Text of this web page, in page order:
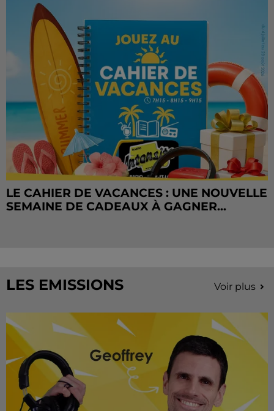
LE CAHIER DE VACANCES : UNE NOUVELLE
SEMAINE DE CADEAUX À GAGNER...
LES EMISSIONS Voir plus